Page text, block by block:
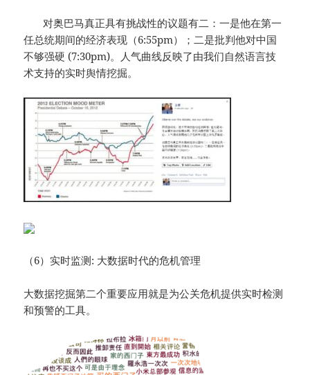
对奥巴马真正具有挑战性的议题有二：一是他在第一
任总统期间的经济表现（6:55pm）；二是批判他对中国
不够强硬 (7:30pm)。人气曲线反映了由我们自然语言技
术支持的实时舆情挖掘。
（6）实时监测: 大数据时代的危机管理
大数据挖掘第二个重要应用就是为公关危机提供实时检测
和预警的工具。